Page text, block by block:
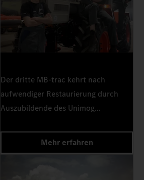
Der dritte MB-trac kehrt nach
aufwendiger Restaurierung durch
Auszubildende des Unimog
Landtechnik ins Unimog-Museum
zurück.
Mehr erfahren